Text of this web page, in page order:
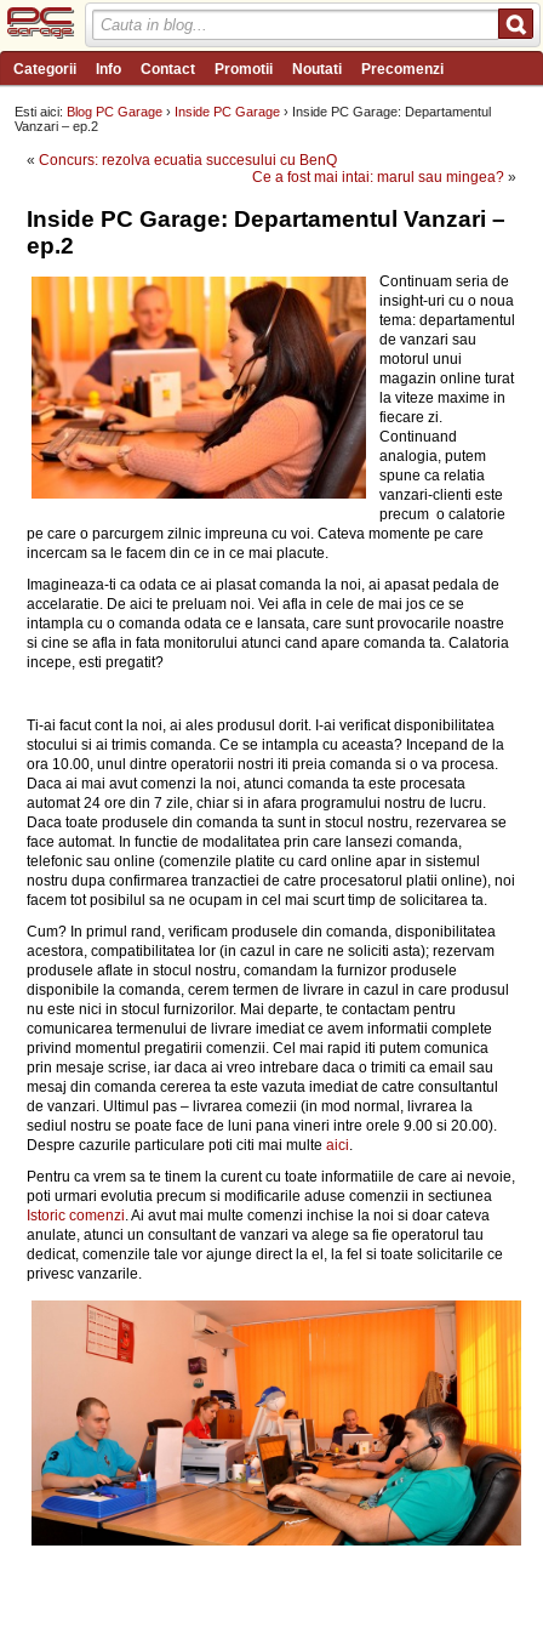
Categorii Info Contact Promotii Noutati Precomenzi
Review-uri Wishlist PC Garage TV Forum Blog Angajari
Esti aici:Blog PC Garage › Inside PC Garage › Inside PC Garage: Departamentul
Vanzari – ep.2
«Concurs: rezolva ecuatia succesului cu BenQ
Ce a fost mai intai: marul sau mingea?»
Inside PC Garage: Departamentul Vanzari –
ep.2
Continuam seria de
insight-uri cu o noua
tema: departamentul
de vanzari sau
motorul unui
magazin online turat
la viteze maxime in
fiecare zi.
Continuand
analogia, putem
spune ca relatia
vanzari-clienti este
precum o calatorie
pe care o parcurgem zilnic impreuna cu voi. Cateva momente pe care
incercam sa le facem din ce in ce mai placute.
Imagineaza-ti ca odata ce ai plasat comanda la noi, ai apasat pedala de
accelaratie. De aici te preluam noi. Vei afla in cele de mai jos ce se
intampla cu o comanda odata ce e lansata, care sunt provocarile noastre
si cine se afla in fata monitorului atunci cand apare comanda ta. Calatoria
incepe, esti pregatit?
Ti-ai facut cont la noi, ai ales produsul dorit. I-ai verificat disponibilitatea
stocului si ai trimis comanda. Ce se intampla cu aceasta? Incepand de la
ora 10.00, unul dintre operatorii nostri iti preia comanda si o va procesa.
Daca ai mai avut comenzi la noi, atunci comanda ta este procesata
automat 24 ore din 7 zile, chiar si in afara programului nostru de lucru.
Daca toate produsele din comanda ta sunt in stocul nostru, rezervarea se
face automat. In functie de modalitatea prin care lansezi comanda,
telefonic sau online (comenzile platite cu card online apar in sistemul
nostru dupa confirmarea tranzactiei de catre procesatorul platii online), noi
facem tot posibilul sa ne ocupam in cel mai scurt timp de solicitarea ta.
Cum? In primul rand, verificam produsele din comanda, disponibilitatea
acestora, compatibilitatea lor (in cazul in care ne soliciti asta); rezervam
produsele aflate in stocul nostru, comandam la furnizor produsele
disponibile la comanda, cerem termen de livrare in cazul in care produsul
nu este nici in stocul furnizorilor. Mai departe, te contactam pentru
comunicarea termenului de livrare imediat ce avem informatii complete
privind momentul pregatirii comenzii. Cel mai rapid iti putem comunica
prin mesaje scrise, iar daca ai vreo intrebare daca o trimiti ca email sau
mesaj din comanda cererea ta este vazuta imediat de catre consultantul
de vanzari. Ultimul pas – livrarea comezii (in mod normal, livrarea la
sediul nostru se poate face de luni pana vineri intre orele 9.00 si 20.00).
Despre cazurile particulare poti citi mai multeaici.
Pentru ca vrem sa te tinem la curent cu toate informatiile de care ai nevoie,
poti urmari evolutia precum si modificarile aduse comenzii in sectiunea
Istoric comenzi. Ai avut mai multe comenzi inchise la noi si doar cateva
anulate, atunci un consultant de vanzari va alege sa fie operatorul tau
dedicat, comenzile tale vor ajunge direct la el, la fel si toate solicitarile ce
privesc vanzarile.